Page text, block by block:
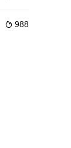
 988